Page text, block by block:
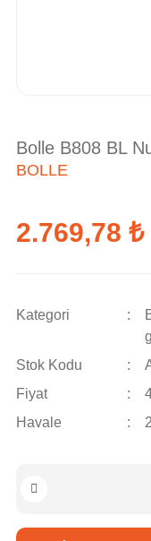
Bolle B808 BL
BOLLE
2.769,78 ₺
Kategori
Stok Kodu
Fiyat
Havale